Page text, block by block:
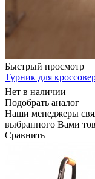
Быстрый просмотр
Турник для
Нет в наличии
Подобрать аналог
Наши менеджеры
выбранного Вами
Сравнить